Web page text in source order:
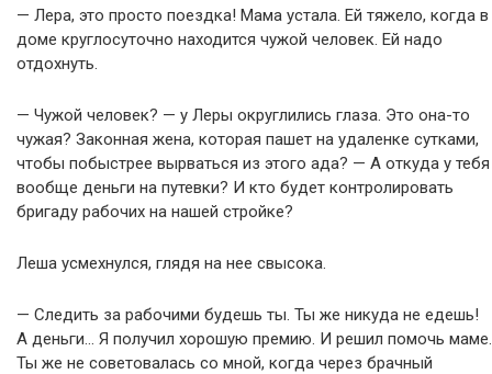
— Лера, это просто поездка! Мама устала. Ей тяжело, когда в
доме круглосуточно находится чужой человек. Ей надо
отдохнуть.
— Чужой человек? — у Леры округлились глаза. Это она-то
чужая? Законная жена, которая пашет на удаленке сутками,
чтобы побыстрее вырваться из этого ада? — А откуда у тебя
вообще деньги на путевки? И кто будет контролировать
бригаду рабочих на нашей стройке?
Леша усмехнулся, глядя на нее свысока.
— Следить за рабочими будешь ты. Ты же никуда не едешь!
А деньги… Я получил хорошую премию. И решил помочь маме.
Ты же не советовалась со мной, когда через брачный